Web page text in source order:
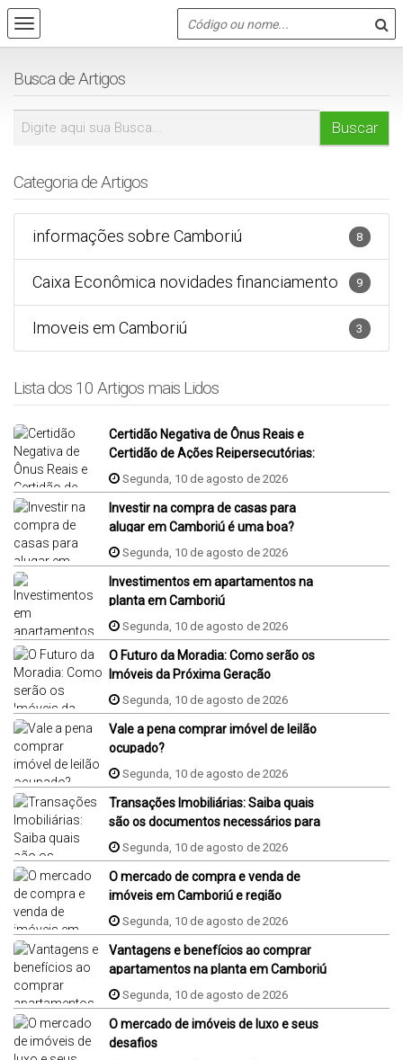
Busca de Artigos
Categoria de Artigos
informações sobre Camboriú 8
Caixa Econômica novidades financiamento 9
Imoveis em Camboriú 3
Lista dos 10 Artigos mais Lidos
Certidão Negativa de Ônus Reais e
Certidão de Ações Reipersecutórias:
Segunda, 10 de agosto de 2026
Investir na compra de casas para
alugar em Camboriú é uma boa?
Segunda, 10 de agosto de 2026
Investimentos em apartamentos na
planta em Camboriú
Segunda, 10 de agosto de 2026
O Futuro da Moradia: Como serão os
Imóveis da Próxima Geração
Segunda, 10 de agosto de 2026
Vale a pena comprar imóvel de leilão
ocupado?
Segunda, 10 de agosto de 2026
Transações Imobiliárias: Saiba quais
são os documentos necessários para
comprar um imóvel
Segunda, 10 de agosto de 2026
O mercado de compra e venda de
imóveis em Camboriú e região
Segunda, 10 de agosto de 2026
Vantagens e benefícios ao comprar
apartamentos na planta em Camboriú
Segunda, 10 de agosto de 2026
O mercado de imóveis de luxo e seus
desafios